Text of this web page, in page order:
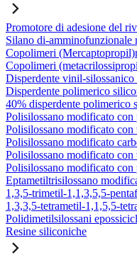
Promotore di adesione del
Silano di-
Copolimeri
Copolimeri
Disperdente vinil-
Disperdente polimerico
40% disperdente
Polisilossano modificato
Polisilossano modificato
Polisilossano modificato
Polisilossano modificato
Polisilossano modificato
Eptametiltrisilossano
1,3,5-trimetil-1,1,3,5,5-
1,3,3,5-tetrametil-1,1,5,5-
Polidimetilsilossani
Resine siliconiche